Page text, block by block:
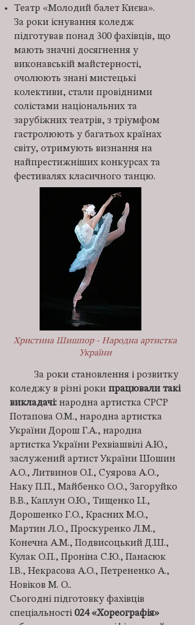
Театр «Молодий балет Києва».
За роки існування коледж
підготував понад 300 фахівців, що
мають значні досягнення у
виконавській майстерності,
очолюють знані мистецькі
колективи, стали провідними
солістами національних та
зарубіжних театрів, з тріумфом
гастролюють у багатьох країнах
світу, отримують визнання на
найпрестижніших конкурсах та
фестивалях класичного танцю.
Христина Шишпор - Народна артистка
України
За роки становлення і розвитку
коледжу в різні роки працювали такі
викладачі: народна артистка СРСР
Потапова О.М., народна артистка
України Дорош Г.А., народна
артистка України Рехвіашвілі А.Ю.,
заслужений артист України Шошин
А.О., Литвинов О.І., Суярова А.О.,
Наку П.П., Майбенко О.О., Загоруйко
В.В., Каплун О.Ю., Тищенко І.І.,
Дорошенко Г.О., Красних М.О.,
Мартин Л.О., Проскуренко Л.М.,
Конечна А.М., Подвисоцький Д.Ш.,
Кулак О.П., Проніна С.Ю., Панасюк
І.В., Некрасова А.О., Петрененко А.,
Новіков М. О..
Сьогодні підготовку фахівців
спеціальності 024 «Хореографія»